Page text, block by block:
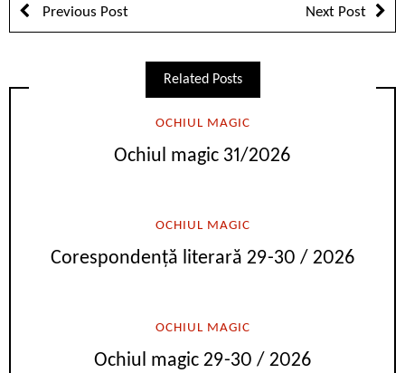
Previous Post Next Post
Related Posts
OCHIUL MAGIC
Ochiul magic 31/2026
OCHIUL MAGIC
Corespondență literară 29-30 / 2026
OCHIUL MAGIC
Ochiul magic 29-30 / 2026